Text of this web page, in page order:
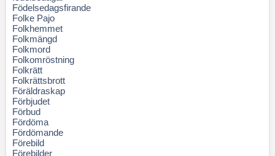
Födelsedagsfirande
Folke Pajo
Folkhemmet
Folkmängd
Folkmord
Folkomröstning
Folkrätt
Folkrättsbrott
Föräldraskap
Förbjudet
Förbud
Fördöma
Fördömande
Förebild
Förebilder